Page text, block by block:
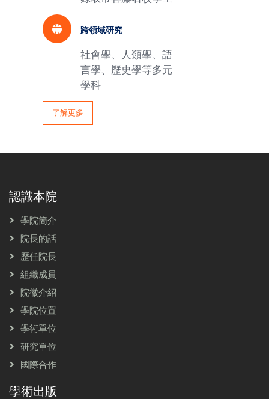
跨領域研究
社會學、人類學、語
言學、歷史學等多元
學科
了解更多
認識本院
學院簡介
院長的話
歷任院長
組織成員
院徽介紹
學院位置
學術單位
研究單位
國際合作
學術出版